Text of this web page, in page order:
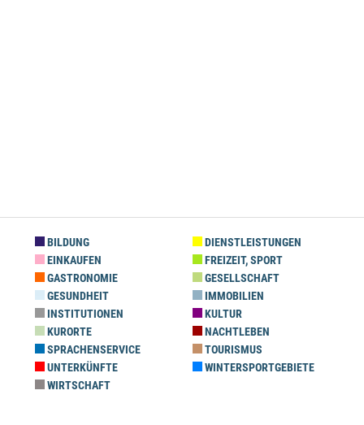
BILDUNG
DIENSTLEISTUNGEN
EINKAUFEN
FREIZEIT, SPORT
GASTRONOMIE
GESELLSCHAFT
GESUNDHEIT
IMMOBILIEN
INSTITUTIONEN
KULTUR
KURORTE
NACHTLEBEN
SPRACHENSERVICE
TOURISMUS
UNTERKÜNFTE
WINTERSPORTGEBIETE
WIRTSCHAFT